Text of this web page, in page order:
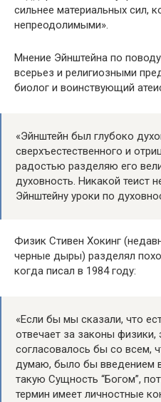
сильнее материальных сил,
непреодолимыми».
Мнение Эйнштейна по
всерьез и религиозными
биолог и воинствующий
«Эйнштейн был глубоко
сверхъестественного и
радостью разделяю его
духовность. Никакой теист
Эйнштейну уроки по
Физик Стивен Хокинг
черные дыры) разделял
когда писал в 1984 году:
«Если бы мы сказали, что
отвечает за законы физики,
согласовалось бы со всем,
думаю, было бы введением
такую Сущность “Богом”,
термин имеет личностные